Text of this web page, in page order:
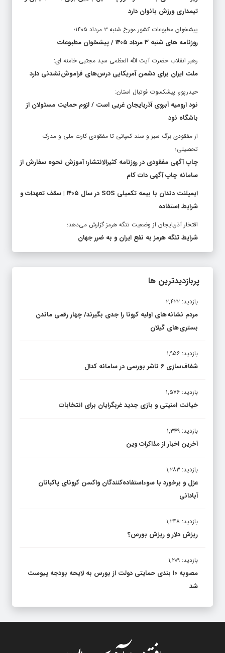
تیمداری ورزش بانوان دارد
پیشخوان مطبوعات کشور مورخ شنبه ۳ مرداد ۱۴۰۵؛
روزنامه های شنبه ۳ مرداد ۱۴۰۵ / پیشخوان مطبوعات
رهبر انقلاب حضرت آیت الله العظمی سید مجتبی خامنه ای:
ملت ایران برای دشمن آمریکایی درس‌های فراموش‌نشدنی دارد
حیدرپور، پیشکسوت فوتبال استان:
نود ارومیه آبروی آذربایجان غربی است / لزوم حمایت مسئولان از
باشگاه نود
از مفقودی برگ سبز و سند کمپانی تا مفقودی کارت ملی و مدرک
تحصیلی؛
چاپ آگهی مفقودی در روزنامه کثیرالانتشار؛ آموزش نحوه سفارش از
سامانه چاپ آگهی دات کام
ایمپلنت دندان با بیمه تکمیلی SOS در سال ۱۴۰۵ | سقف تعهدات و
شرایط استفاده
افتخار آذربایجان از وضعیت تنگه هرمز گزارش می‌دهد؛
شرایط تنگه هرمز به نفع ایران و به ضرر جهان
پربازدیدترین ها
بازدید: ۲,۴۲۲
مردم نشانه های اولیه کرونا را جدی بگیرند/ چهار رقمی ماندن
بستری های گیلان
بازدید: ۱,۹۵۶
شفاف‌سازی ۶ ناشر بورسی در سامانه کدال
بازدید: ۱,۵۷۶
خیانت امنیتی و بازی جدید غربگرایان برای انتخابات
بازدید: ۱,۳۴۹
آخرین اخبار از مذاکرات وین
بازدید: ۱,۲۸۳
عزل و برخورد با سوءاستفاده‌کنندگان واکسن کرونای پاکبانان
آبادانی
بازدید: ۱,۲۴۸
ریزش دلار و ریزش بورس؟
بازدید: ۱,۲۰۹
مصوبه ۱۰ بندی حمایتی دولت از بورس به لایحه بودجه پیوست
شد